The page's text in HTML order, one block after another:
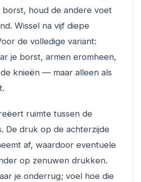
borst, houd de andere voet
Wissel na vijf diepe
de volledige variant:
je borst, armen eromheen,
knieën — maar alleen als
ruimte tussen de
De druk op de achterzijde
af, waardoor eventuele
op zenuwen drukken.
je onderrug; voel hoe die